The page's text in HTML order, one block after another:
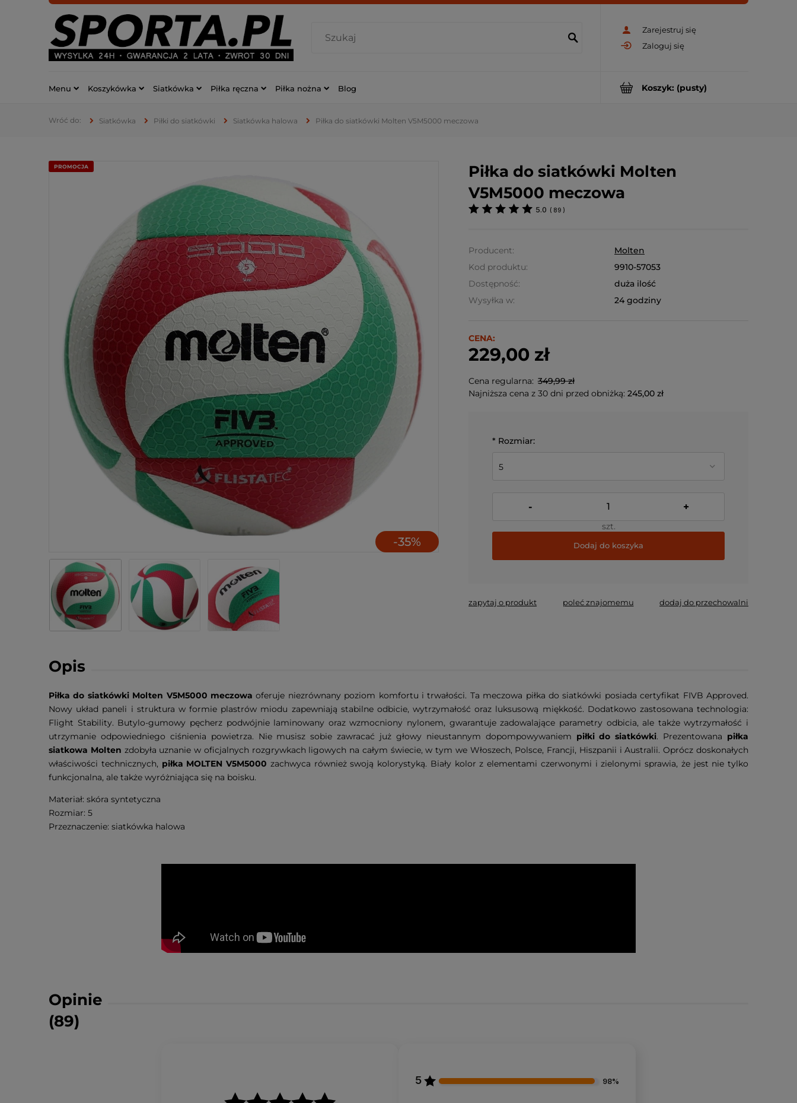
Zarejestruj się
Zaloguj się
Koszyk: (pusty)
Menu Koszykówka Siatkówka Piłka ręczna Piłka nożna Blog
Siatkówka Piłki do siatkówki Siatkówka halowa Piłka do siatkówki Molten V5M5000 meczowa
Piłka do siatkówki Molten
V5M5000 meczowa
5.0 ( 89 )
PROMOCJA
-35%
Producent:
Molten
Kod produktu:
9910-57053
Dostępność:
duża ilość
Wysyłka w:
24 godziny
CENA:
229,00 zł
Cena regularna: 349,99 zł
Najniższa cena z 30 dni przed obniżką: 245,00 zł
* Rozmiar:
- +
szt.
Dodaj do koszyka
zapytaj o produkt poleć znajomemu dodaj do przechowalni
Opis
Piłka do siatkówki Molten V5M5000 meczowa oferuje niezrównany poziom komfortu i trwałości. Ta meczowa piłka do siatkówki posiada certyfikat FIVB Approved.
Nowy układ paneli i struktura w formie plastrów miodu zapewniają stabilne odbicie, wytrzymałość oraz luksusową miękkość. Dodatkowo zastosowana technologia:
Flight Stability. Butylo-gumowy pęcherz podwójnie laminowany oraz wzmocniony nylonem, gwarantuje zadowalające parametry odbicia, ale także wytrzymałość i
utrzymanie odpowiedniego ciśnienia powietrza. Nie musisz sobie zawracać już głowy nieustannym dopompowywaniem piłki do siatkówki. Prezentowana piłka
siatkowa Molten zdobyła uznanie w oficjalnych rozgrywkach ligowych na całym świecie, w tym we Włoszech, Polsce, Francji, Hiszpanii i Australii. Oprócz doskonałych
właściwości technicznych, piłka MOLTEN V5M5000 zachwyca również swoją kolorystyką. Biały kolor z elementami czerwonymi i zielonymi sprawia, że jest nie tylko
funkcjonalna, ale także wyróżniająca się na boisku.
Materiał: skóra syntetyczna
Rozmiar: 5
Przeznaczenie: siatkówka halowa
Opinie
(89)
5 98%